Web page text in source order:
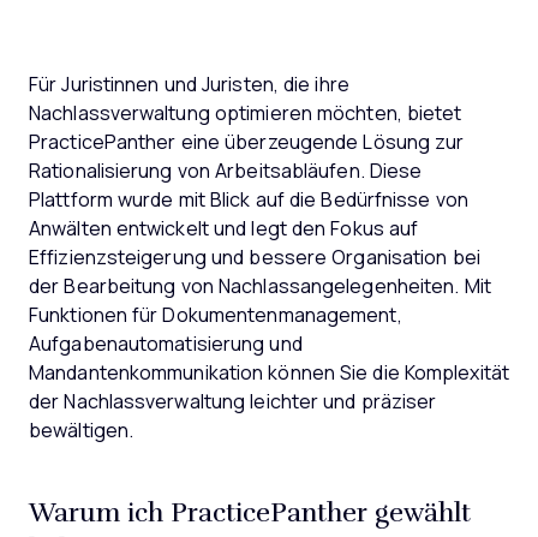
Für Juristinnen und Juristen, die ihre
Nachlassverwaltung optimieren möchten, bietet
PracticePanther eine überzeugende Lösung zur
Rationalisierung von Arbeitsabläufen. Diese
Plattform wurde mit Blick auf die Bedürfnisse von
Anwälten entwickelt und legt den Fokus auf
Effizienzsteigerung und bessere Organisation bei
der Bearbeitung von Nachlassangelegenheiten. Mit
Funktionen für Dokumentenmanagement,
Aufgabenautomatisierung und
Mandantenkommunikation können Sie die Komplexität
der Nachlassverwaltung leichter und präziser
bewältigen.
Warum ich PracticePanther gewählt